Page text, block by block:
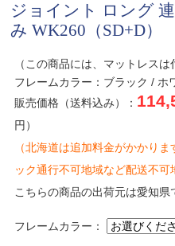
ジョイント ロング
み WK260（SD+D）
（この商品には、マットレスは
フレームカラー：ブラック / ホ
販売価格（送料込み）：
円）
（北海道は追加料金がかかり
ック通行不可地域など配送不可
こちらの商品の出荷元は愛知県
フレームカラー：